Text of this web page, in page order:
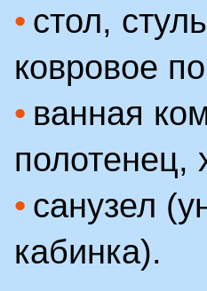
стол,
ковровое
ванная
полотенец,
санузел
кабинка).